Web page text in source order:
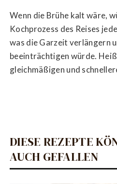
Wenn die Brühe kalt wäre,
Kochprozess des Reises
was die Garzeit verlängern
beeinträchtigen würde.
gleichmäßigen und
DIESE REZEPTE
AUCH GEFALLEN